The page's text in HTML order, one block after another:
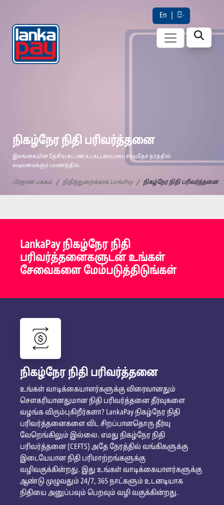
En සිං
நிகழ்நேர நிதி பரிவர்த்தனை
இலங்கையின் தேசிய கட்டண உட்கட்டமைப்பை சர்வதேச தரத்தில்
வடிவமைக்கும் பயணத்தில்.
பிரதான பக்கம் நிதித்துறைக்காக LankaPay நிகழ்நேர நிதி பரிவர்த்தனை
LankaPay நிகழ்நேர நிதி
பரிவர்த்தனைகளுடன் உங்கள்
சேவைகளை மேம்படுத்திடுங்கள்
நிகழ்நேர நிதி பரிவர்த்தனை
உங்கள் வாடிக்கையாளர்களுக்கு விரைவானதும்
சௌகரியானதுமான நிதி பரிவர்த்தனை தீர்வுகளை
வழங்க விரும்புகிறீர்களா? LankaPay நிகழ்நேர நிதி
பரிவர்த்தனைகளை விட சிறப்பானதொரு தீர்வு
வேறெங்கிலும் இல்லை. எமது நிகழ்நேர நிதி
பரிவர்த்தனை (CEFTS) அதே நேரத்தில் வங்கிகளுக்கு
இடையேயான நிதி பரிமாற்றங்களுக்கு
வழிவகுக்கின்றது. இது உங்கள் வாடிக்கையாளர்களுக்கு
ஆண்டு முழுவதும் 24/7, 365 நாட்களும் உடனடியாக
நிதியை அனுப்பவும் பெறவும் வழி வகுக்கின்றது.